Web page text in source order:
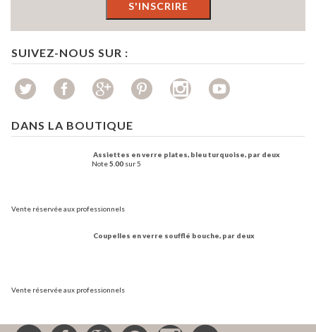
SUIVEZ-NOUS SUR :
DANS LA BOUTIQUE
Assiettes en verre plates, bleu turquoise, par deux
Note5.00 sur 5
Vente réservée aux professionnels
Coupelles en verre soufflé bouche, par deux
Vente réservée aux professionnels